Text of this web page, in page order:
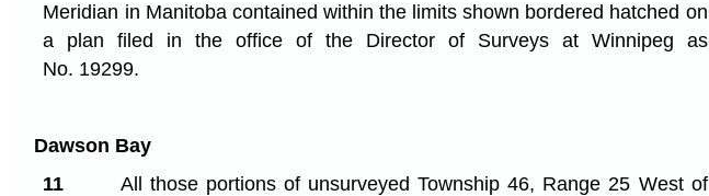
Meridian in Manitoba contained within the limits shown bordered hatched on
a plan filed in the office of the Director of Surveys at Winnipeg as
No. 19299.
Dawson Bay
11
All those portions of unsurveyed Township 46, Range 25 West of